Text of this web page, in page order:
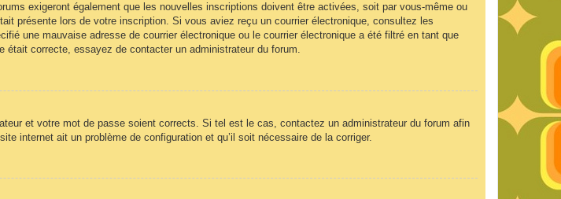
exigeront également que les nouvelles inscriptions doivent être activées, soit par vous-même ou
présente lors de votre inscription. Si vous aviez reçu un courrier électronique, consultez les
une mauvaise adresse de courrier électronique ou le courrier électronique a été filtré en tant que
était correcte, essayez de contacter un administrateur du forum.
et votre mot de passe soient corrects. Si tel est le cas, contactez un administrateur du forum afin
internet ait un problème de configuration et qu’il soit nécessaire de la corriger.